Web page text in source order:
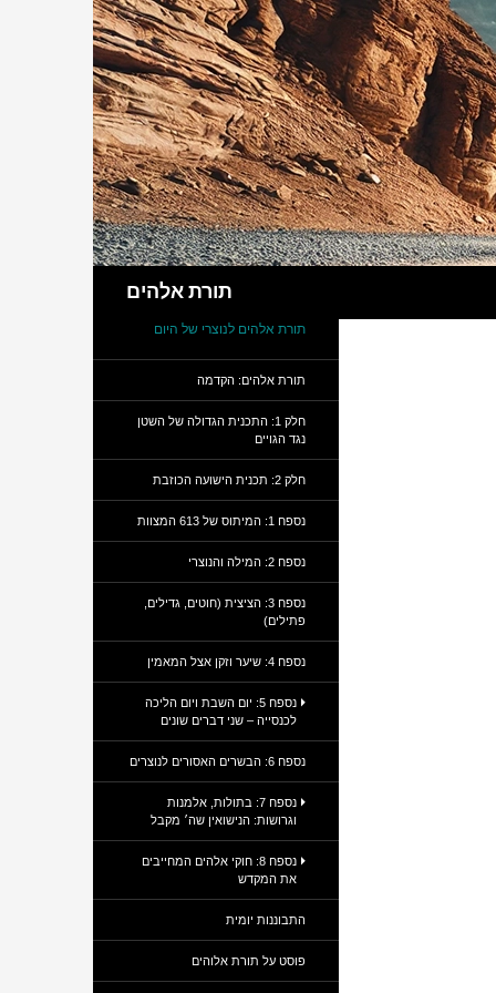
תורת אלהים
תורת אלהים לנוצרי של היום
תורת אלהים: הקדמה
חלק 1: התכנית הגדולה של השטן
נגד הגויים
חלק 2: תכנית הישועה הכוזבת
נספח 1: המיתוס של 613 המצוות
נספח 2: המילה והנוצרי
נספח 3: הציצית (חוטים, גדילים,
פתילים)
נספח 4: שיער וזקן אצל המאמין
נספח 5: יום השבת ויום הליכה
לכנסייה – שני דברים שונים
נספח 6: הבשרים האסורים לנוצרים
נספח 7: בתולות, אלמנות
וגרושות: הנישואין שה׳ מקבל
נספח 8: חוקי אלהים המחייבים
את המקדש
התבוננות יומית
פוסט על תורת אלוהים